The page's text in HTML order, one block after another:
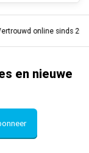
online sinds 2006
en nieuwe